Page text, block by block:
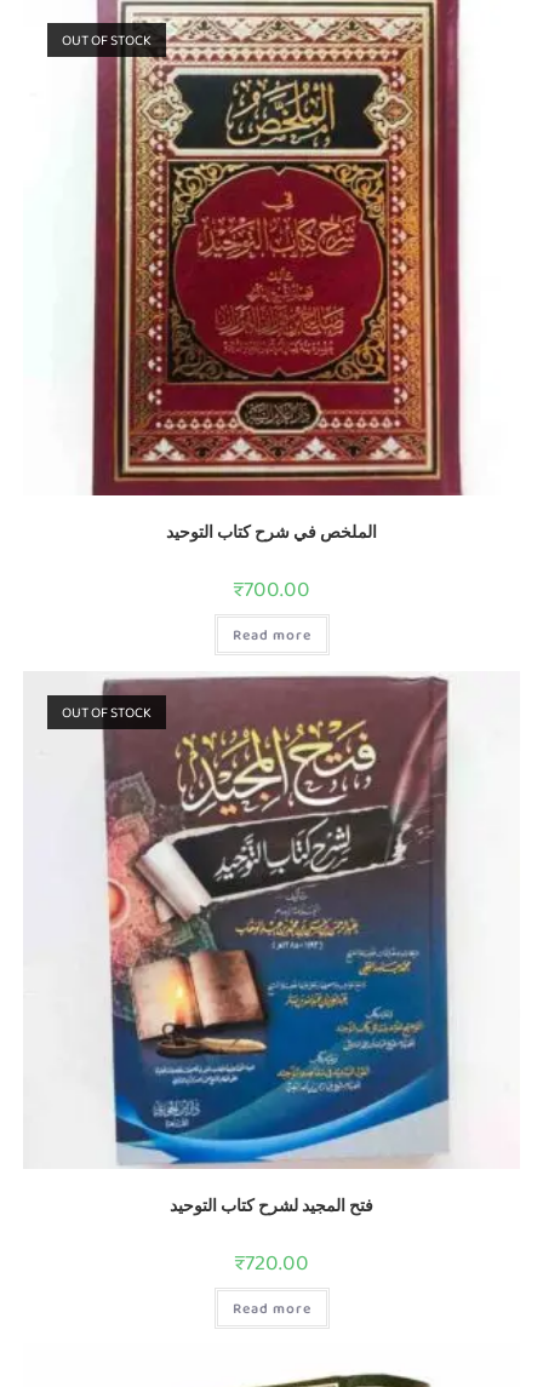
OUT OF STOCK
الملخص في شرح كتاب التوحيد
₹700.00
Read more
OUT OF STOCK
فتح المجيد لشرح كتاب التوحيد
₹720.00
Read more